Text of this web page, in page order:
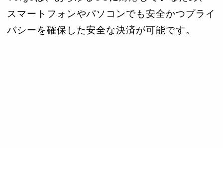
スマートフォンやパソコンでも安全かつプライ
バシーを確保した安全な決済が可能です。